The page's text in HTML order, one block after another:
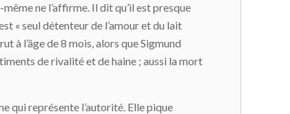
ne l’affirme. Il dit qu’il est presque
« seul détenteur de l’amour et du lait
à l’âge de 8 mois, alors que Sigmund
de rivalité et de haine ; aussi la mort
qui représente l’autorité. Elle pique